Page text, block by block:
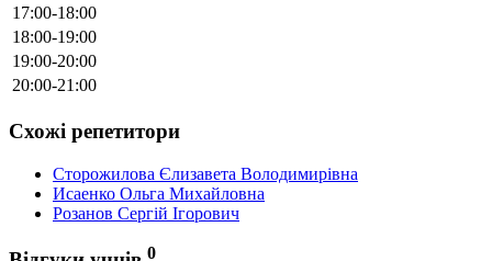
17:00-18:00
18:00-19:00
19:00-20:00
20:00-21:00
Схожі репетитори
Сторожилова Єлизавета Володимирівна
Исаенко Ольга Михайловна
Розанов Сергій Ігорович
0